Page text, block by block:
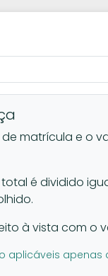
matrícula e o
total é dividido
à vista com o
aplicáveis apenas